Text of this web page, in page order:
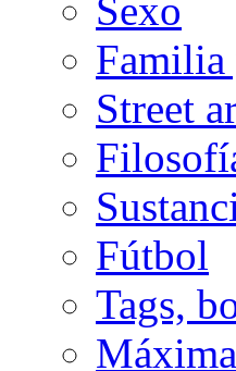
Sexo
Familia
Street
Fútbol
Tags,